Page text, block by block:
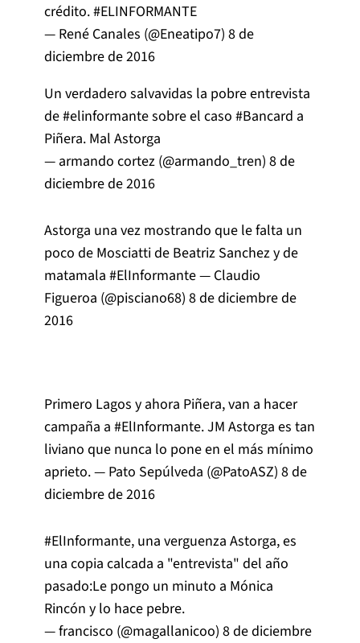
crédito.#ELINFORMANTE
— René Canales (@Eneatipo7) 8 de
diciembre de 2016
Un verdadero salvavidas la pobre entrevista
de#elinformantesobre el caso #Bancard a
Piñera. Mal Astorga
— armando cortez (@armando_tren) 8 de
diciembre de 2016
Astorga una vez mostrando que le falta un
poco de Mosciatti de Beatriz Sanchez y de
matamala #ElInformante— Claudio
Figueroa (@pisciano68) 8 de diciembre de
2016
Primero Lagos y ahora Piñera, van a hacer
campaña a #ElInformante. JM Astorga es tan
liviano que nunca lo pone en el más mínimo
aprieto. — Pato Sepúlveda (@PatoASZ) 8 de
diciembre de 2016
#ElInformante, una verguenza Astorga, es
una copia calcada a "entrevista" del año
pasado:Le pongo un minuto a Mónica
Rincón y lo hace pebre.
— francisco (@magallanicoo) 8 de diciembre